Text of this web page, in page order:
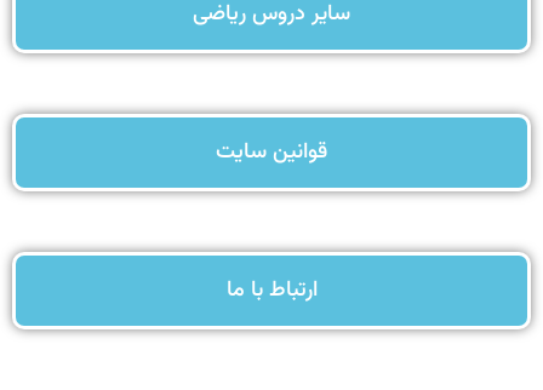
سایر دروس ریاضی
قوانین سایت
ارتباط با ما